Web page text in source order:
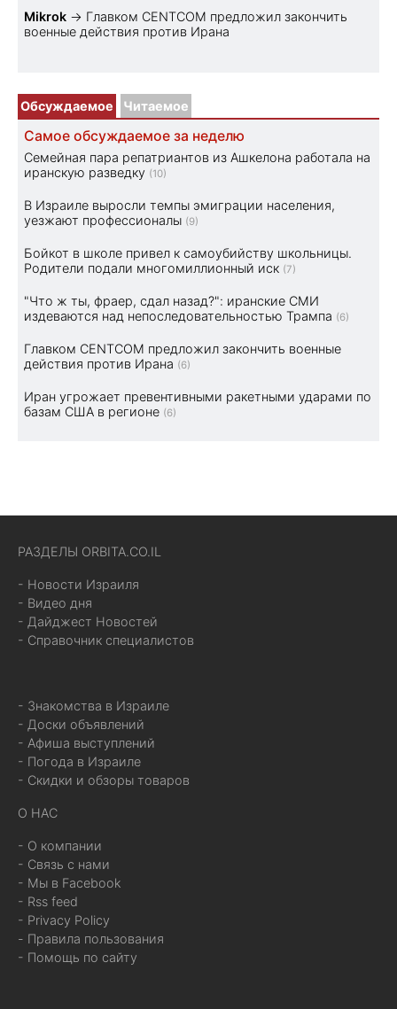
Mikrok → Главком CENTCOM предложил закончить
военные действия против Ирана
Обсуждаемое Читаемое
Самое обсуждаемое за неделю
Семейная пара репатриантов из Ашкелона работала на
иранскую разведку (10)
В Израиле выросли темпы эмиграции населения,
уезжают профессионалы (9)
Бойкот в школе привел к самоубийству школьницы.
Родители подали многомиллионный иск (7)
"Что ж ты, фраер, сдал назад?": иранские СМИ
издеваются над непоследовательностью Трампа (6)
Главком CENTCOM предложил закончить военные
действия против Ирана (6)
Иран угрожает превентивными ракетными ударами по
базам США в регионе (6)
РАЗДЕЛЫ ORBITA.CO.IL
- Новости Израиля
- Видео дня
- Дайджест Новостей
- Справочник специалистов
- Знакомства в Израиле
- Доски объявлений
- Афиша выступлений
- Погода в Израиле
- Скидки и обзоры товаров
О НАС
- О компании
- Связь с нами
- Мы в Facebook
- Rss feed
- Privacy Policy
- Правила пользования
- Помощь по сайту